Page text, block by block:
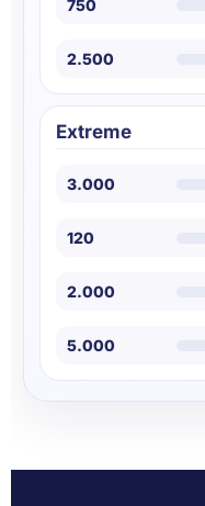
750
2.500
Extreme
3.000
120
2.000
5.000